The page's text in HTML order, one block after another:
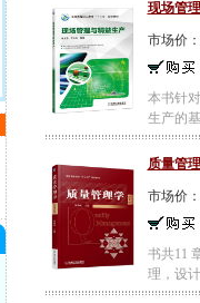
现场管
市场价：
本书针
生产的
质量管
市场价：
书共11
理，设